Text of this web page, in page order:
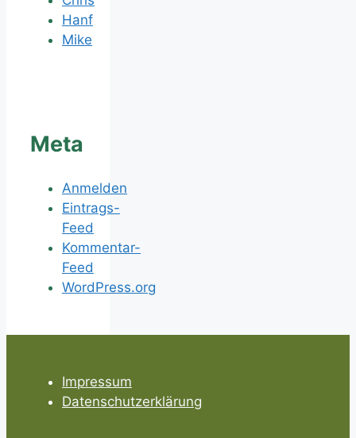
Hanf
Mike
Meta
Anmelden
Eintrags-
Feed
Kommentar-
Feed
WordPress.org
Impressum
Datenschutzerklärung